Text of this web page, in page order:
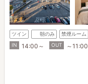
ツイン 朝のみ
禁煙ルーム
IN
14:00～ OUT ～11:00